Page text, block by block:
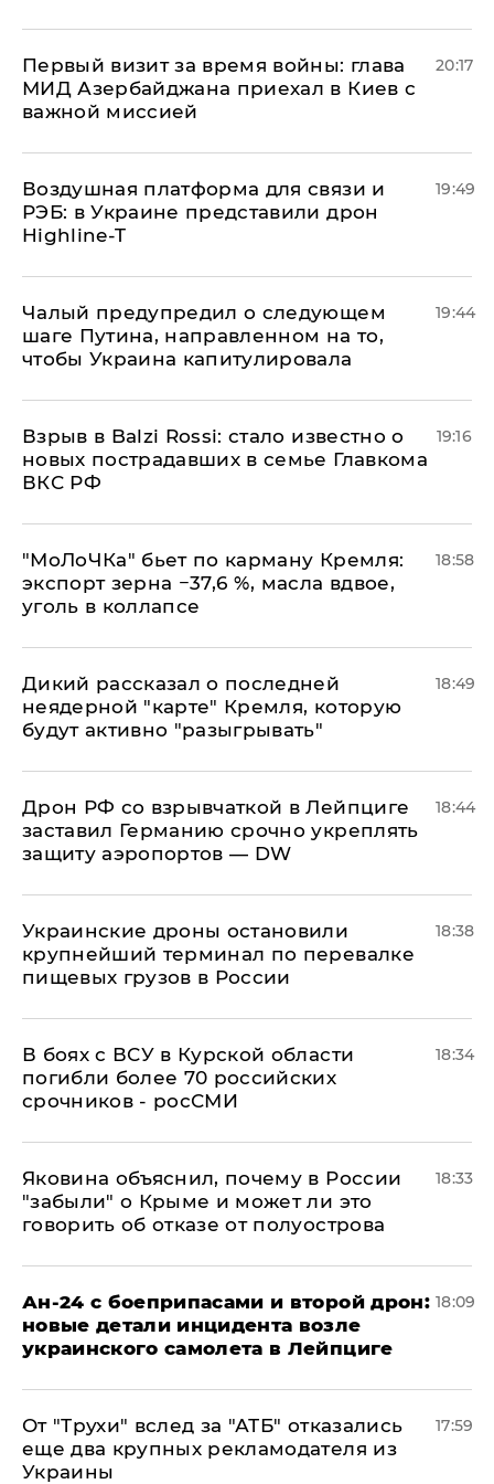
Первый визит за время войны: глава
МИД Азербайджана приехал в Киев с
важной миссией
20:17
Воздушная платформа для связи и
РЭБ: в Украине представили дрон
Highline-T
19:49
Чалый предупредил о следующем
шаге Путина, направленном на то,
чтобы Украина капитулировала
19:44
Взрыв в Balzi Rossi: стало известно о
новых пострадавших в семье Главкома
ВКС РФ
19:16
​"МоЛоЧКа" бьет по карману Кремля:
экспорт зерна −37,6 %, масла вдвое,
уголь в коллапсе
18:58
Дикий рассказал о последней
неядерной "карте" Кремля, которую
будут активно "разыгрывать"
18:49
​Дрон РФ со взрывчаткой в Лейпциге
заставил Германию срочно укреплять
защиту аэропортов — DW
18:44
Украинские дроны остановили
крупнейший терминал по перевалке
пищевых грузов в России
18:38
В боях с ВСУ в Курской области
погибли более 70 российских
срочников - росСМИ
18:34
Яковина объяснил, почему в России
"забыли" о Крыме и может ли это
говорить об отказе от полуострова
18:33
Ан-24 с боеприпасами и второй дрон:
новые детали инцидента возле
украинского самолета в Лейпциге
18:09
От "Трухи" вслед за "АТБ" отказались
еще два крупных рекламодателя из
Украины
17:59